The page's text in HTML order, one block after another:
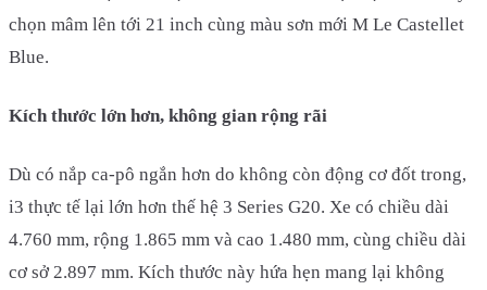
chọn mâm lên tới 21 inch cùng màu sơn mới M Le Castellet
Blue.
Kích thước lớn hơn, không gian rộng rãi
Dù có nắp ca-pô ngắn hơn do không còn động cơ đốt trong,
i3 thực tế lại lớn hơn thế hệ 3 Series G20. Xe có chiều dài
4.760 mm, rộng 1.865 mm và cao 1.480 mm, cùng chiều dài
cơ sở 2.897 mm. Kích thước này hứa hẹn mang lại không